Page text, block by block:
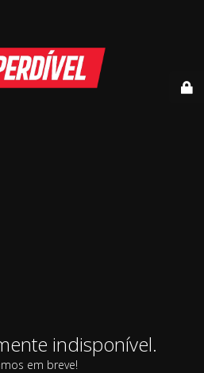
indisponível.
em breve!